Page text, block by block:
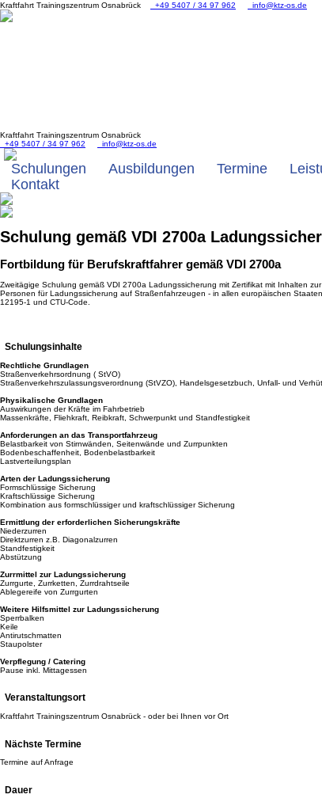
Kraftfahrt Trainingszentrum Osnabrück +49 5407 / 34 97 962
info@ktz-os.de
Kraftfahrt Trainingszentrum Osnabrück
+49 5407 / 34 97 962
info@ktz-os.de
Schulungen Ausbildungen Termine
Kontakt
Schulung gemäß VDI 2700a
Fortbildung für Berufskraftfahrer gemäß VDI 2700a
Zweitägige Schulung gemäß VDI 2700a Ladungssicherung mit Zertifikat mit Inhalten
Personen für Ladungssicherung auf Straßenfahrzeugen - in allen europäischen
12195-1 und CTU-Code.
Schulungsinhalte
Rechtliche Grundlagen
Straßenverkehrsordnung ( StVO)
Straßenverkehrszulassungsverordnung (StVZO), Handelsgesetzbuch, Unfall- und
Physikalische Grundlagen
Auswirkungen der Kräfte im Fahrbetrieb
Massenkräfte, Fliehkraft, Reibkraft, Schwerpunkt und Standfestigkeit
Anforderungen an das Transportfahrzeug
Belastbarkeit von Stirnwänden, Seitenwände und Zurrpunkten
Bodenbeschaffenheit, Bodenbelastbarkeit
Lastverteilungsplan
Arten der Ladungssicherung
Formschlüssige Sicherung
Kraftschlüssige Sicherung
Kombination aus formschlüssiger und kraftschlüssiger Sicherung
Ermittlung der erforderlichen Sicherungskräfte
Niederzurren
Direktzurren z.B. Diagonalzurren
Standfestigkeit
Abstützung
Zurrmittel zur Ladungssicherung
Zurrgurte, Zurrketten, Zurrdrahtseile
Ablegereife von Zurrgurten
Weitere Hilfsmittel zur Ladungssicherung
Sperrbalken
Keile
Antirutschmatten
Staupolster
Verpflegung / Catering
Pause inkl. Mittagessen
Veranstaltungsort
Kraftfahrt Trainingszentrum Osnabrück - oder bei Ihnen vor Ort
Nächste Termine
Termine auf Anfrage
Dauer